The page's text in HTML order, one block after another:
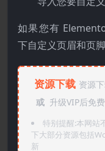
如果您有
下自定义页眉和页脚
资源下载 资源
或 升级VIP后免费
特别提醒:本网站
下大部分资源包括
新